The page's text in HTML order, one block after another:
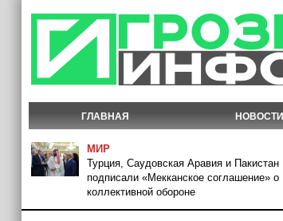
ГЛАВНАЯ НОВОСТИ
МИР
Турция, Саудовская Аравия и Пакистан
подписали «Мекканское соглашение» о
коллективной обороне